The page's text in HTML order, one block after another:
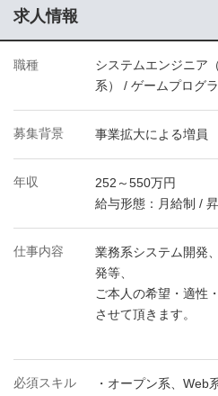
求人情報
職種
システムエンジニア
系） / ゲームプログ
募集背景 事業拡大による増員
年収
252～550万円
給与形態：月給制 /
仕事内容
業務系システム開発
発等、
ご本人の希望・適性
させて頂きます。
必須スキル
・オープン系、Web